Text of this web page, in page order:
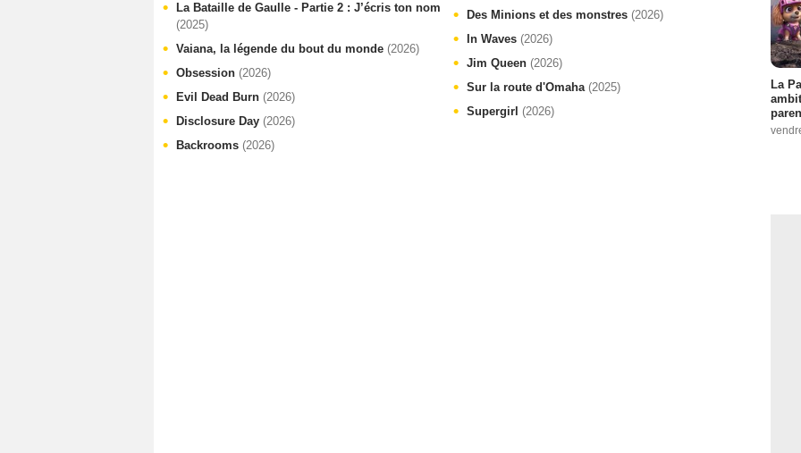
La Bataille de Gaulle - Partie 2 : J’écris ton nom
(2025)
Vaiana, la légende du bout du monde (2026)
Obsession (2026)
Evil Dead Burn (2026)
Disclosure Day (2026)
Backrooms (2026)
Des Minions et des monstres (2026)
In Waves (2026)
Jim Queen (2026)
Sur la route d'Omaha (2025)
Supergirl (2026)
La